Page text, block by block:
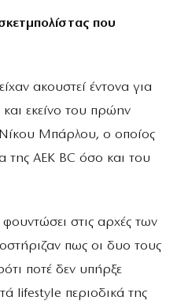
που
ακουστεί έντονα για
εκείνο του πρώην
Νίκου Μπάρλου, ο οποίος
της ΑΕΚ BC όσο και του
φουντώσει στις αρχές των
πως οι δυο τους
ποτέ δεν υπήρξε
lifestyle περιοδικά της